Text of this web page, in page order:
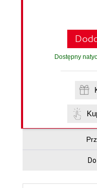
Dostępny